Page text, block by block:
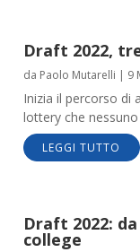
Draft 2022,
da Paolo Mutarelli | 9
Inizia il percorso di
lottery che
LEGGI TUTTO
Draft 2022:
college